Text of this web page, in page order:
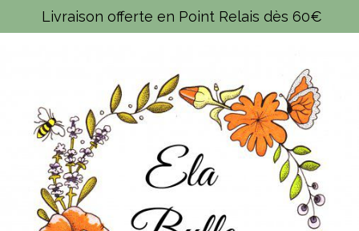
Livraison offerte en Point Relais dès 60€